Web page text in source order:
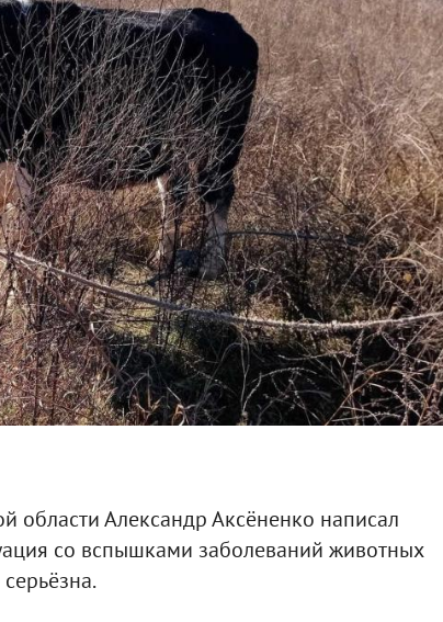
области Александр Аксёненко написал
со вспышками заболеваний животных